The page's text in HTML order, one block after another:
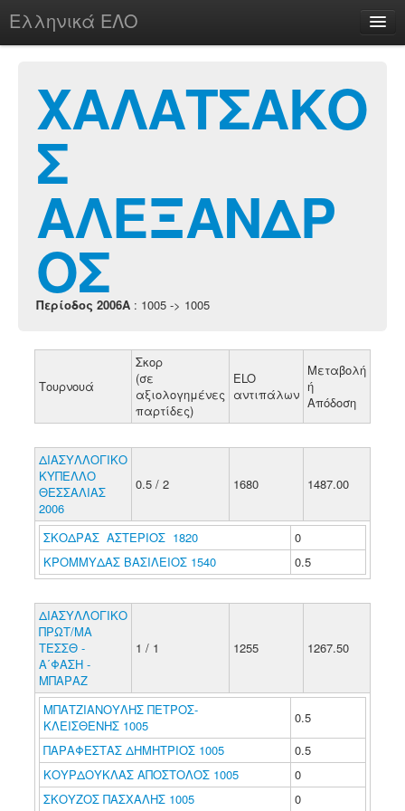
Ελληνικά ΕΛΟ
chesstu.be @ discord
Login
ΧΑΛΑΤΣΑΚΟ
Σ
ΑΛΕΞΑΝΔΡ
ΟΣ
Περίοδος 2006A : 1005 -> 1005
Τουρνουά
Σκορ
(σε
αξιολογημένες
παρτίδες)
ELO
αντιπάλων
Μεταβολή
ή
Απόδοση
ΔΙΑΣΥΛΛΟΓΙΚΟ
ΚΥΠΕΛΛΟ
ΘΕΣΣΑΛΙΑΣ
2006
0.5 / 2 1680 1487.00
ΣΚΟΔΡΑΣ ΑΣΤΕΡΙΟΣ 1820
0
ΚΡΟΜΜΥΔΑΣ ΒΑΣΙΛΕΙΟΣ 1540
0.5
ΔΙΑΣΥΛΛΟΓΙΚΟ
ΠΡΩΤ/ΜΑ
ΤΕΣΣΘ -
Α΄ΦΑΣΗ -
ΜΠΑΡΑΖ
1 / 1 1255 1267.50
ΜΠΑΤΖΙΑΝΟΥΛΗΣ ΠΕΤΡΟΣ-
ΚΛΕΙΣΘΕΝΗΣ 1005
0.5
ΠΑΡΑΦΕΣΤΑΣ ΔΗΜΗΤΡΙΟΣ 1005
0.5
ΚΟΥΡΔΟΥΚΛΑΣ ΑΠΟΣΤΟΛΟΣ 1005
0
ΣΚΟΥΖΟΣ ΠΑΣΧΑΛΗΣ 1005
0